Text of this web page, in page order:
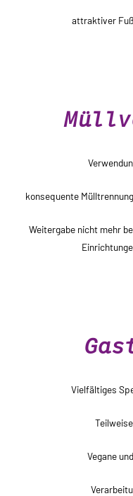
attraktiver
konsequente
Weitergabe nicht mehr
Vielfältiges
Vegane